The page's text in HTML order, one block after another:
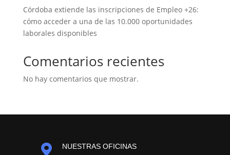
Córdoba extiende las inscripciones de Empleo +26:
cómo acceder a una de las 10.000 oportunidades
laborales disponibles
Comentarios recientes
No hay comentarios que mostrar.

NUESTRAS OFICINAS